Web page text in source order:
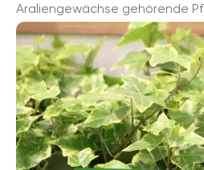
Araliengewächse gehörende
genauso gut ...